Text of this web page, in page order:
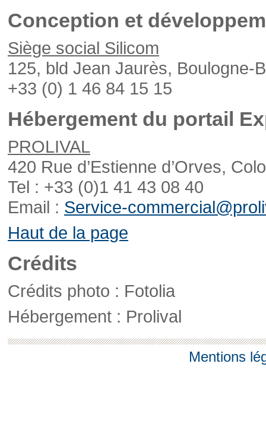
Conception et
Siège social Silicom
125, bld Jean Jaurès, Boulogne-
+33 (0) 1 46 84 15 15
Hébergement du portail
PROLIVAL
420 Rue d’Estienne d’Orves,
Tel : +33 (0)1 41 43 08 40
Email : Service-
Haut de la page
Crédits
Crédits photo : Fotolia
Hébergement : Prolival
Mentions